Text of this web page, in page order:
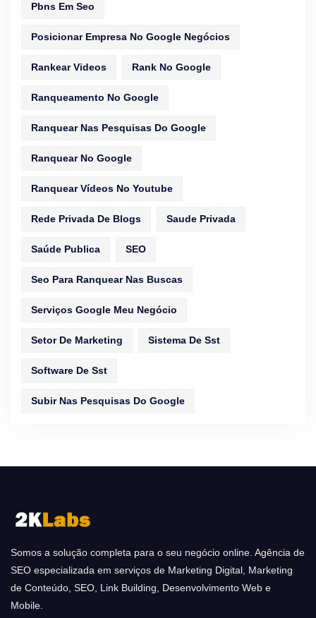
Pbns Em Seo
Posicionar Empresa No Google Negócios
Rankear Videos Rank No Google
Ranqueamento No Google
Ranquear Nas Pesquisas Do Google
Ranquear No Google
Ranquear Vídeos No Youtube
Rede Privada De Blogs Saude Privada
Saúde Publica SEO
Seo Para Ranquear Nas Buscas
Serviços Google Meu Negócio
Setor De Marketing Sistema De Sst
Software De Sst
Subir Nas Pesquisas Do Google
Somos a solução completa para o seu negócio online. Agência de
SEO especializada em serviços de Marketing Digital, Marketing
de Conteúdo, SEO, Link Building, Desenvolvimento Web e
Mobile.